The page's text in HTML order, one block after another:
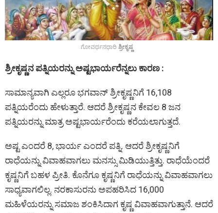
ಗೋವರ್ಧನಧಾರಿ ಶ್ರೀಕೃಷ್ಣ
ಶ್ರೀಕೃಷ್ಣನ ಪತ್ನಿಯರನ್ನು ಅಷ್ಟಭಾರ್ಯರೆನ್ನಲು ಕಾರಣ :
ಸಾಮಾನ್ಯವಾಗಿ ಎಲ್ಲರೂ ಭಗವಾನ್‌ ಶ್ರೀಕೃಷ್ಣನಿಗೆ 16,108
ಪತ್ನಿಯರೆಂದು ಹೇಳುತ್ತಾರೆ. ಆದರೆ ಶ್ರೀಕೃಷ್ಣನ ಕೇವಲ 8 ಜನ
ಪತ್ನಿಯರನ್ನು ಮಾತ್ರ ಅಷ್ಟಭಾರ್ಯರೆಂದು ಕರೆಯಲಾಗುತ್ತದೆ.
ಅಷ್ಟ ಎಂದರೆ 8, ಭಾರ್ಯ ಎಂದರೆ ಪತ್ನಿ. ಆದರೆ ಶ್ರೀಕೃಷ್ಣನಿಗೆ
ರಾಧೆಯನ್ನು ವಿವಾಹವಾಗಲು ಮನಸ್ಸು ಮಿಡಿಯುತ್ತಿತ್ತು. ರಾಧೆಯೆಂದರೆ
ಕೃಷ್ಣನಿಗೆ ಬಹಳ ಪ್ರೀತಿ. ಕೊನೆಗೂ ಕೃಷ್ಣನಿಗೆ ರಾಧೆಯನ್ನು ವಿವಾಹವಾಗಲು
ಸಾಧ್ಯವಾಗಲಿಲ್ಲ. ನರಕಾಸುರನು ಅಪಹರಿಸಿದ 16,000
ಮಹಿಳೆಯರನ್ನು ಸಮಾಜ ಶಂಕಿಸಿದಾಗ ಕೃಷ್ಣ ವಿವಾಹವಾಗುತ್ತಾನೆ. ಆದರೆ